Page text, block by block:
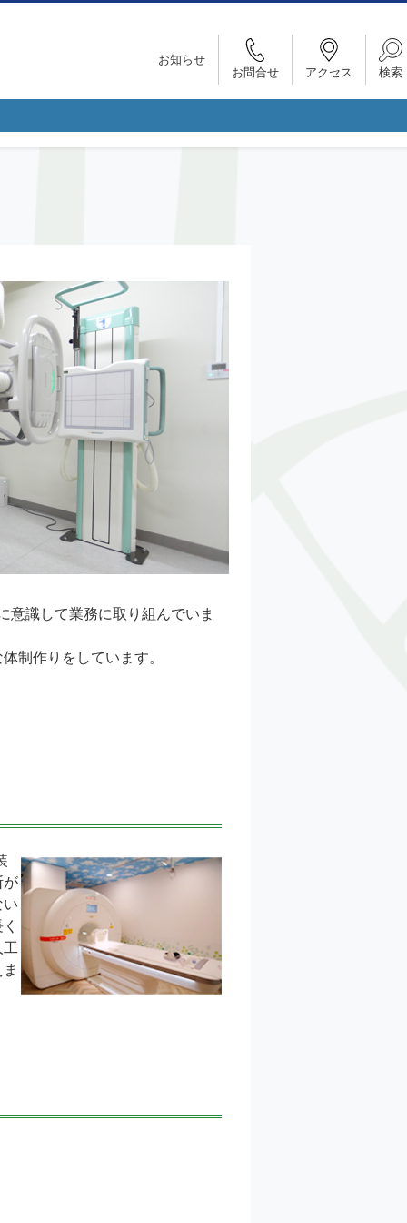
お知らせ
お問合せ
アクセス 検索
意識して業務に取り組んでいま
制作りをしています。
が
い